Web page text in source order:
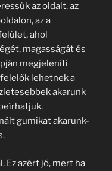
az oldalt, az
az a
ahol
magasságát és
megjeleníti
lehetnek a
akarunk
gumikat akarunk-
Ez azért jó, mert ha